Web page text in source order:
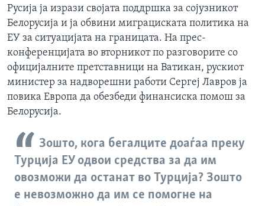
Русија ја изрази својата поддршка за сојузникот
Белорусија и ја обвини миграциската политика на
ЕУ за ситуацијата на границата. На прес-
конференцијата во вторникот по разговорите со
официјалните претставници на Ватикан, рускиот
министер за надворешни работи Сергеј Лавров ја
повика Европа да обезбеди финансиска помош за
Белорусија.
Зошто, кога бегалците доаѓаа преку
Турција ЕУ одвои средства за да им
овозможи да останат во Турција? Зошто
е невозможно да им се помогне на